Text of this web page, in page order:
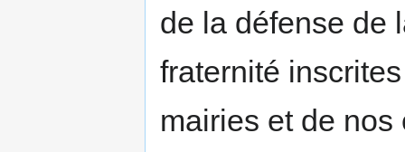
de la défense de
fraternité
mairies et de